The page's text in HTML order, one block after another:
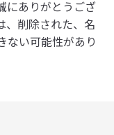
にありがとうござ
、削除された、名
ない可能性があり